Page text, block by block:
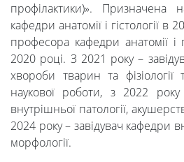
профілактики)». Призначена
кафедри анатомії і гістології в
професора кафедри анатомії і
2020 році. З 2021 року –
хвороби тварин та
наукової роботи, з 2022
внутрішньої патології,
2024 року – завідувач кафедри
морфології.